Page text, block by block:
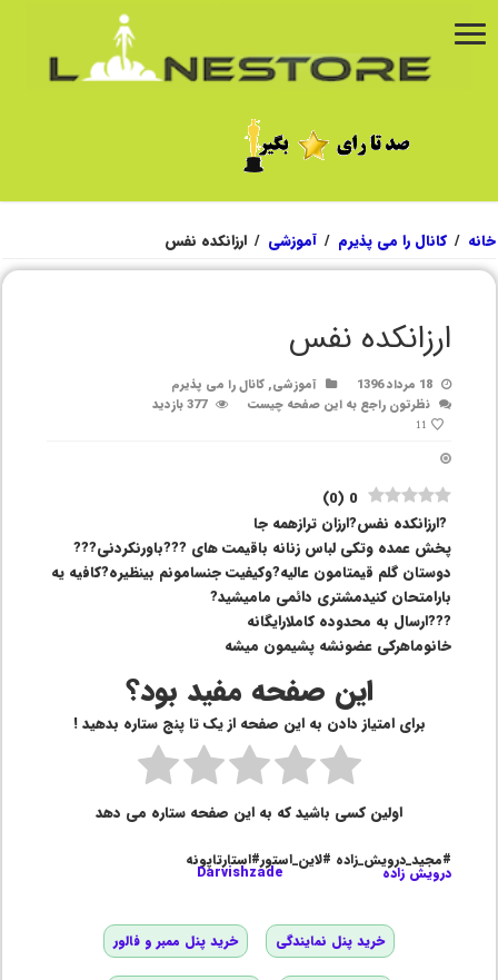
خانه / کانال را می پذیرم / آموزشی / ارزانکده نفس
ارزانکده نفس
18 مرداد 1396 آموزشی,کانال را می پذیرم
نظرتون راجع به این صفحه چیست
377 بازدید
11
0
(
0
)
‍ ?ارزانکده نفس?ارزان ترازهمه جا
پخش عمده وتکی لباس زنانه باقیمت های ???باورنکردنی???
دوستان گلم قیمتامون عالیه?وکیفیت جنسامونم بینظیره?کافیه یه
بارامتحان کنیدمشتری دائمی مامیشید?
???ارسال به محدوده کاملارایگانه
خانوماهرکی عضونشه پشیمون میشه
این صفحه مفید بود؟
برای امتیاز دادن به این صفحه از یک تا پنج ستاره بدهید !
اولین کسی باشید که به این صفحه ستاره می دهد
#مجید_درویش_زاده #لاین_استور#استارتاپونه
درویش زاده Darvishzade
خرید پنل نمایندگی خرید پنل ممبر و فالور